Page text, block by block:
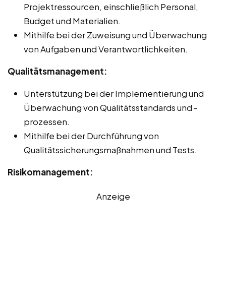
Projektressourcen, einschließlich Personal,
Budget und Materialien.
Mithilfe bei der Zuweisung und Überwachung
von Aufgaben und Verantwortlichkeiten.
Qualitätsmanagement:
Unterstützung bei der Implementierung und
Überwachung von Qualitätsstandards und -
prozessen.
Mithilfe bei der Durchführung von
Qualitätssicherungsmaßnahmen und Tests.
Risikomanagement:
Anzeige